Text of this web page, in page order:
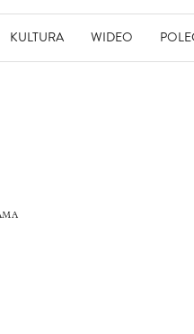
KULTURA WIDEO